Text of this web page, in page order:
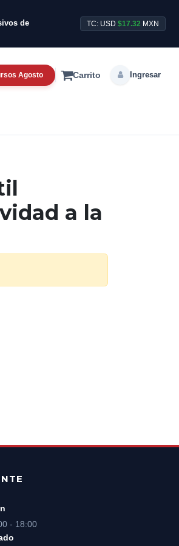
de Agosto ya disponibles. Stock
TC: USD$17.32 MXN
Agosto Carrito Ingresar
a la
- 18:00